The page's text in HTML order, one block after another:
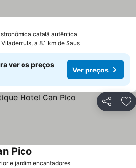
catalã autêntica
Vilademuls, a 8.1 km de Saus
ver os preços
Ver preços
Partilhar
e jardim encantadores
Pico